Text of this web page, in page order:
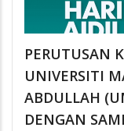
PERUTUSAN
UNIVERSITI
ABDULLAH
DENGAN